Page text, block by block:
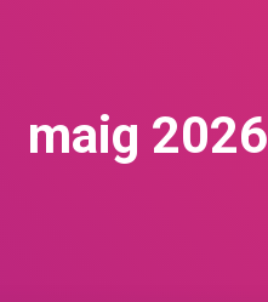
maig 2026